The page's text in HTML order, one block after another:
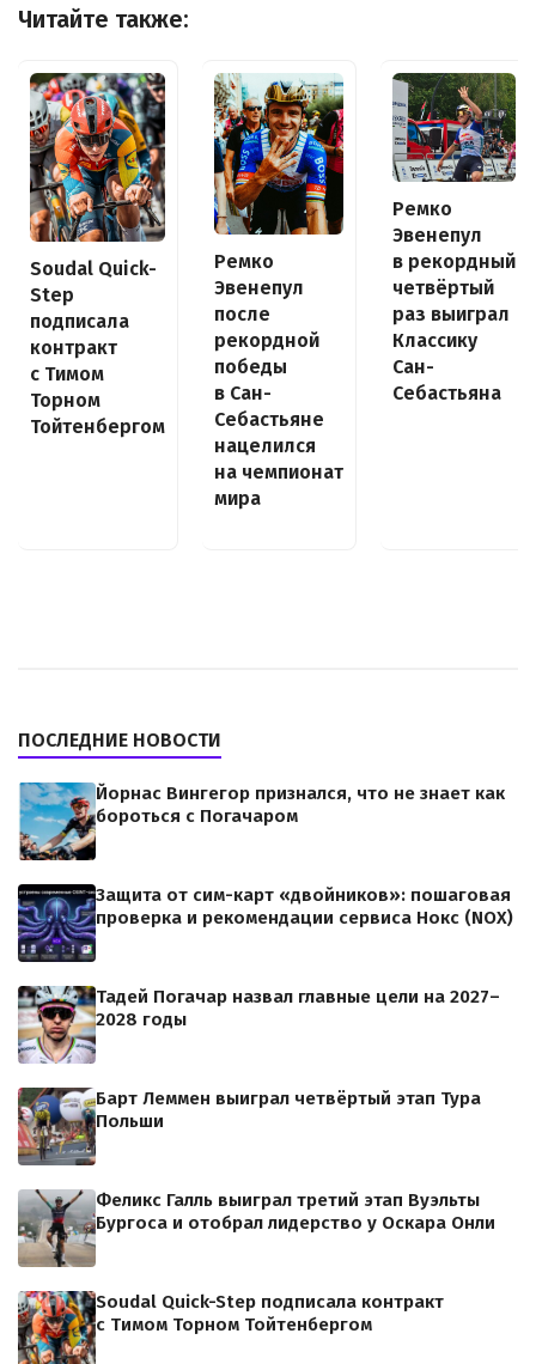
Читайте также:
Soudal Quick-
Step
подписала
контракт
с Тимом
Торном
Тойтенбергом
Ремко
Эвенепул
после
рекордной
победы
в Сан-
Себастьяне
нацелился
на чемпионат
мира
Ремко
Эвенепул
в рекордный
четвёртый
раз выиграл
Классику
Сан-
Себастьяна
ПОСЛЕДНИЕ НОВОСТИ
Йорнас Вингегор признался, что не знает как
бороться с Погачаром
Защита от сим-карт «двойников»: пошаговая
проверка и рекомендации сервиса Нокс (NOX)
Тадей Погачар назвал главные цели на 2027–
2028 годы
Барт Леммен выиграл четвёртый этап Тура
Польши
Феликс Галль выиграл третий этап Вуэльты
Бургоса и отобрал лидерство у Оскара Онли
Soudal Quick-Step подписала контракт
с Тимом Торном Тойтенбергом